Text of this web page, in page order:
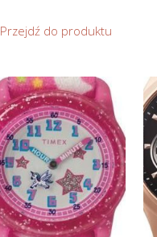
Przejdź do produktu